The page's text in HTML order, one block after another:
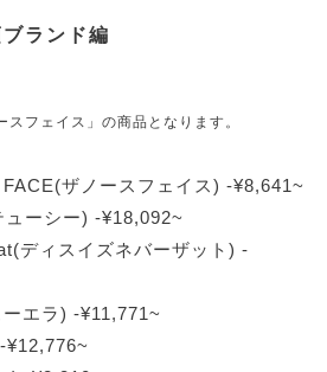
ランド編
スフェイス」の商品となります。
FACE(ザノースフェイス) -¥8,641~
ューシー) -¥18,092~
ディスイズネバーザット) -
ーエラ) -¥11,771~
¥12,776~